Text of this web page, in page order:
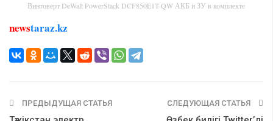
Винтоверт DeWalt PowerStack DCF850E1T-QW АКБ и ЗУ в комплекте
newstaraz.kz
ПРЕДЫДУЩАЯ СТАТЬЯ СЛЕДУЮЩАЯ СТАТЬЯ